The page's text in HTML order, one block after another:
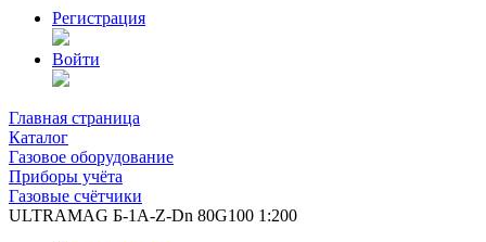
Регистрация
Войти
Главная страница
Каталог
Газовое оборудование
Приборы учёта
Газовые счётчики
ULTRAMAG Б-1А-Z-Dn 80G100 1:200